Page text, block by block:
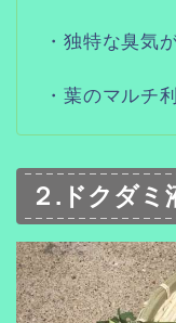
・独特な臭気
・葉のマルチ
２.ドクダ